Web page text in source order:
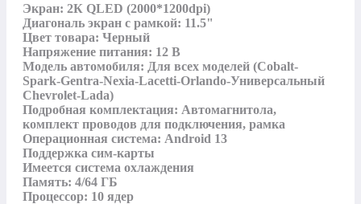
Экран: 2К QLED (2000*1200dpi)
Диагональ экран с рамкой: 11.5"
Цвет товара: Черный
Напряжение питания: 12 В
Модель автомобиля: Для всех моделей (Cobalt-
Spark-Gentra-Nexia-Lacetti-Orlando-Универсальный
Chevrolet-Lada)
Подробная комплектация: Автомагнитола,
комплект проводов для подключения, рамка
Операционная система: Android 13
Поддержка сим-карты
Имеется система охлаждения
Память: 4/64 ГБ
Процессор: 10 ядер